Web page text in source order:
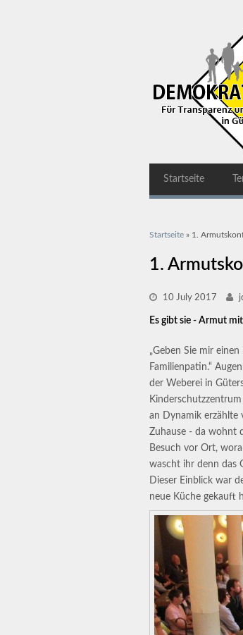
Startseite
Sie sind hier
Startseite » 1.
1.
10 July 2017
Es gibt sie - Armut
„Geben Sie mir
Familienpatin.“
der Weberei in
an Dynamik erzählte
Zuhause - da wohnt
Besuch vor Ort,
wascht ihr denn das
Dieser Einblick war
neue Küche gekauft